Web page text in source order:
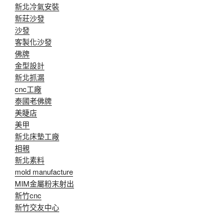
新北冷氣安裝
新莊沙發
沙發
客製化沙發
佛牌
金型設計
新北抓漏
cnc工廠
泰國老佛牌
美睫店
美甲
新北床墊工廠
相親
新北素料
mold manufacture
MIM金屬粉末射出
新竹cnc
新竹交友中心